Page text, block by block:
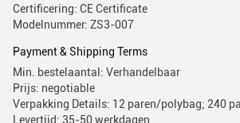
Certificering: CE Certificate
Modelnummer: ZS3-007
Payment & Shipping Terms
Min. bestelaantal: Verhandelbaar
Prijs: negotiable
Verpakking Details: 12 paren/polybag; 240
Levertijd: 35-50 werkdagen